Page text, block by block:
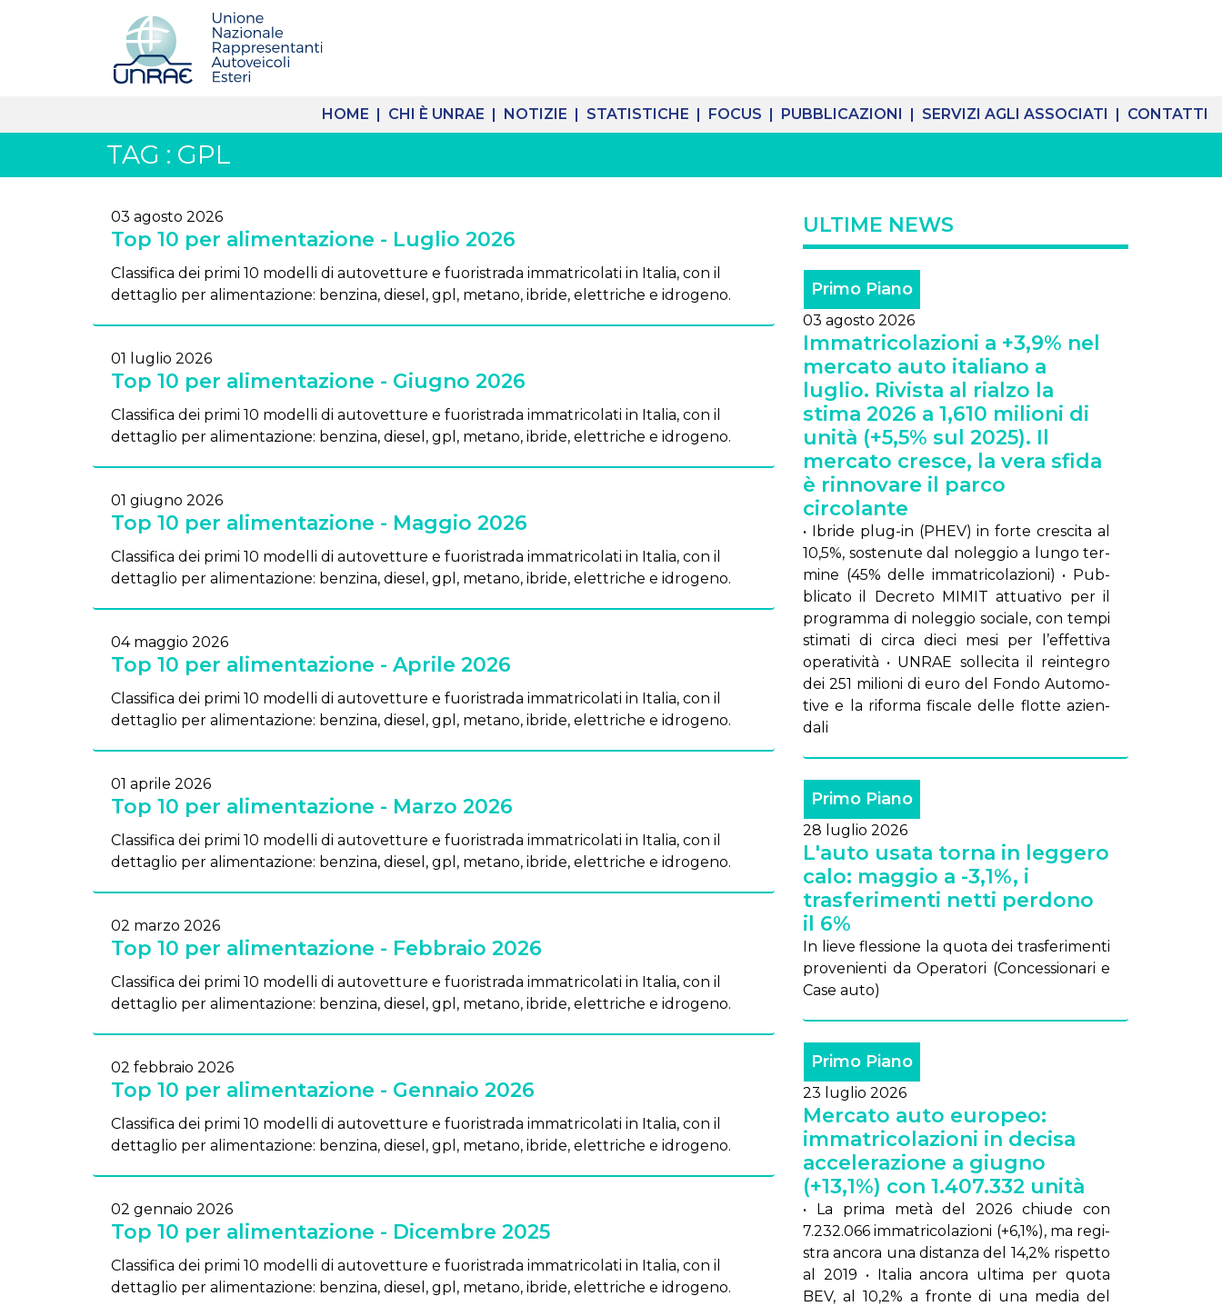
HOME | CHI È UNRAE | NOTIZIE | STATISTICHE | FOCUS | PUBBLICAZIONI | SERVIZI AGLI ASSOCIATI | CONTATTI
TAG : GPL
03 agosto 2026
Top 10 per alimentazione - Luglio 2026
Classifica dei primi 10 modelli di autovetture e fuoristrada immatricolati in Italia, con il
dettaglio per alimentazione: benzina, diesel, gpl, metano, ibride, elettriche e idrogeno.
01 luglio 2026
Top 10 per alimentazione - Giugno 2026
Classifica dei primi 10 modelli di autovetture e fuoristrada immatricolati in Italia, con il
dettaglio per alimentazione: benzina, diesel, gpl, metano, ibride, elettriche e idrogeno.
01 giugno 2026
Top 10 per alimentazione - Maggio 2026
Classifica dei primi 10 modelli di autovetture e fuoristrada immatricolati in Italia, con il
dettaglio per alimentazione: benzina, diesel, gpl, metano, ibride, elettriche e idrogeno.
04 maggio 2026
Top 10 per alimentazione - Aprile 2026
Classifica dei primi 10 modelli di autovetture e fuoristrada immatricolati in Italia, con il
dettaglio per alimentazione: benzina, diesel, gpl, metano, ibride, elettriche e idrogeno.
01 aprile 2026
Top 10 per alimentazione - Marzo 2026
Classifica dei primi 10 modelli di autovetture e fuoristrada immatricolati in Italia, con il
dettaglio per alimentazione: benzina, diesel, gpl, metano, ibride, elettriche e idrogeno.
02 marzo 2026
Top 10 per alimentazione - Febbraio 2026
Classifica dei primi 10 modelli di autovetture e fuoristrada immatricolati in Italia, con il
dettaglio per alimentazione: benzina, diesel, gpl, metano, ibride, elettriche e idrogeno.
02 febbraio 2026
Top 10 per alimentazione - Gennaio 2026
Classifica dei primi 10 modelli di autovetture e fuoristrada immatricolati in Italia, con il
dettaglio per alimentazione: benzina, diesel, gpl, metano, ibride, elettriche e idrogeno.
02 gennaio 2026
Top 10 per alimentazione - Dicembre 2025
Classifica dei primi 10 modelli di autovetture e fuoristrada immatricolati in Italia, con il
dettaglio per alimentazione: benzina, diesel, gpl, metano, ibride, elettriche e idrogeno.
ULTIME NEWS
Primo Piano
03 agosto 2026
Immatricolazioni a +3,9% nel
mercato auto italiano a
luglio. Rivista al rialzo la
stima 2026 a 1,610 milioni di
unità (+5,5% sul 2025). Il
mercato cresce, la vera sfida
è rinnovare il parco
circolante
• Ibri­de plug-in (PHEV) in for­te cre­sci­ta al
10,5%, so­ste­nu­te dal no­leg­gio a lun­go ter­
mi­ne (45% del­le im­ma­tri­co­la­zio­ni) • Pub­
bli­ca­to il De­cre­to MI­MIT at­tua­ti­vo per il
pro­gram­ma di no­leg­gio so­cia­le, con tem­pi
sti­ma­ti di cir­ca die­ci me­si per l’ef­fet­ti­va
ope­ra­ti­vi­tà • UN­RAE sol­le­ci­ta il rein­te­gro
dei 251 mi­lio­ni di eu­ro del Fon­do Au­to­mo­
ti­ve e la ri­for­ma fi­sca­le del­le flot­te azien­
da­li
Primo Piano
28 luglio 2026
L'auto usata torna in leggero
calo: maggio a -3,1%, i
trasferimenti netti perdono
il 6%
In lie­ve fles­sio­ne la quo­ta dei tra­sfe­ri­men­ti
pro­ve­nien­ti da Ope­ra­to­ri (Con­ces­sio­na­ri e
Ca­se au­to)
Primo Piano
23 luglio 2026
Mercato auto europeo:
immatricolazioni in decisa
accelerazione a giugno
(+13,1%) con 1.407.332 unità
• La pri­ma me­tà del 2026 chiu­de con
7.232.066 im­ma­tri­co­la­zio­ni (+6,1%), ma re­gi­
stra an­co­ra una di­stan­za del 14,2% ri­spet­to
al 2019 • Ita­lia an­co­ra ul­ti­ma per quo­ta
BEV, al 10,2% a fron­te di una me­dia del